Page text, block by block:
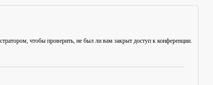
чтобы проверить, не был ли вам закрыт доступ к конференции.